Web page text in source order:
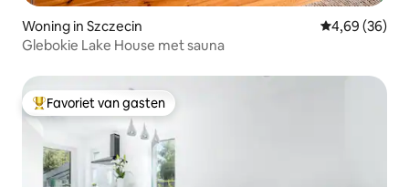
Woning in Szczecin Gemiddelde
4,69 (36)
Glebokie Lake House met sauna
Topfavoriet van gasten
Favoriet van gasten